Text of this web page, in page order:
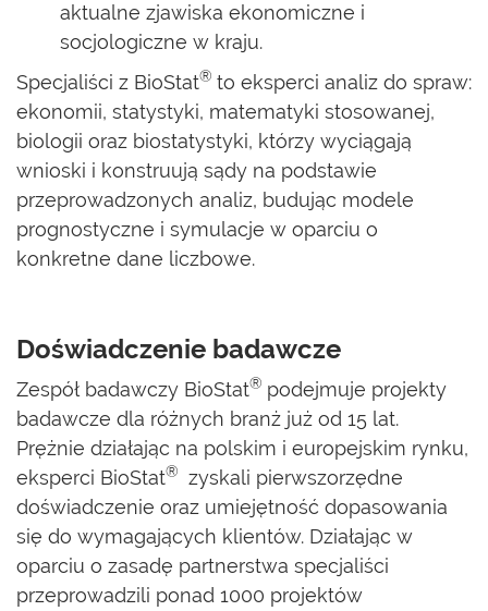
aktualne zjawiska ekonomiczne i
socjologiczne w kraju.
Specjaliści z BioStat® to eksperci analiz do spraw:
ekonomii, statystyki, matematyki stosowanej,
biologii oraz biostatystyki, którzy wyciągają
wnioski i konstruują sądy na podstawie
przeprowadzonych analiz, budując modele
prognostyczne i symulacje w oparciu o
konkretne dane liczbowe.
Doświadczenie badawcze
Zespół badawczy BioStat® podejmuje projekty
badawcze dla różnych branż już od 15 lat.
Prężnie działając na polskim i europejskim rynku,
eksperci BioStat®
zyskali pierwszorzędne
doświadczenie oraz umiejętność dopasowania
się do wymagających klientów. Działając w
oparciu o zasadę partnerstwa specjaliści
przeprowadzili ponad 1000 projektów